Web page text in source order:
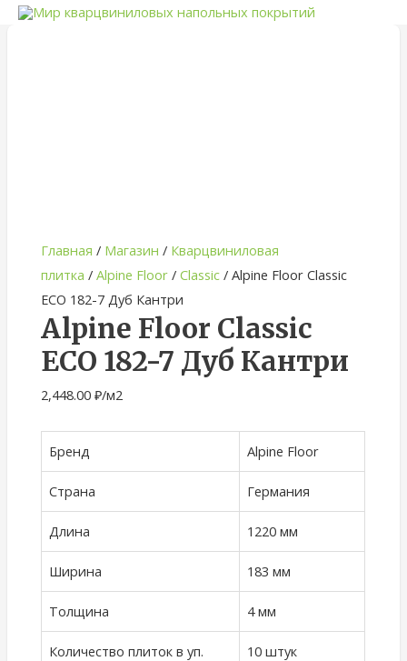
Главная / Магазин / Кварцвиниловая
плитка /Alpine Floor /Classic / Alpine Floor Classic
ЕСО 182-7 Дуб Кантри
Alpine Floor Classic
ЕСО 182-7 Дуб Кантри
2,448.00₽/м2
Бренд Alpine Floor
Страна Германия
Длина 1220 мм
Ширина 183 мм
Толщина 4 мм
Количество плиток в уп. 10 штук